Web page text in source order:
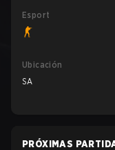
Esport
Ubicación
SA
PRÓXIMAS